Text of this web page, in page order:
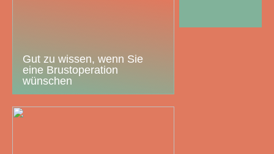
Gut zu wissen, wenn Sie
eine Brustoperation
wünschen